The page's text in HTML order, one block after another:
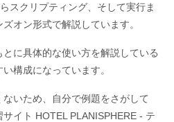
スクリプティング、そして実行ま
オン形式で解説しています。
に具体的な使い方を解説している
構成になっています。
いため、自分で例題をさがして
サイト HOTEL PLANISPHERE - テ